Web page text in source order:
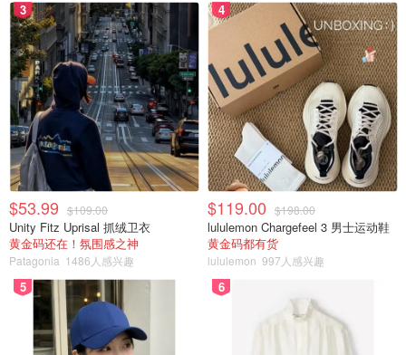
3
$53.99 $109.00
Unity Fitz Uprisal 抓绒卫衣
黄金码还在！氛围感之神
Patagonia 1486人感兴趣
4
$119.00 $198.00
lululemon Chargefeel 3 男士运动鞋
黄金码都有货
lululemon 997人感兴趣
5 6